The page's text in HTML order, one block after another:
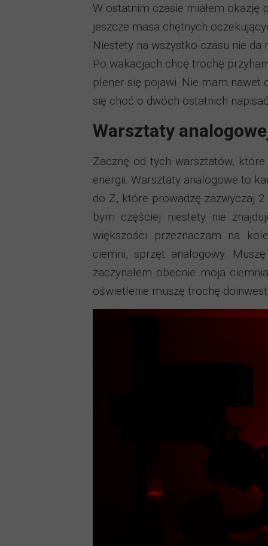
W ostatnim czasie miałem
jeszcze masa chętnych
Niestety na wszystko czasu nie
Po wakacjach chcę trochę
plener się pojawi. Nie mam
się choć o dwóch ostatnich
Warsztaty
Zacznę od tych warsztatów,
energii. Warsztaty analogowe to
do Z, które prowadzę zazwyczaj
bym częściej niestety nie
większości przeznaczam na
ciemni, sprzęt analogowy.
zaczynałem obecnie moja
oświetlenie muszę trochę